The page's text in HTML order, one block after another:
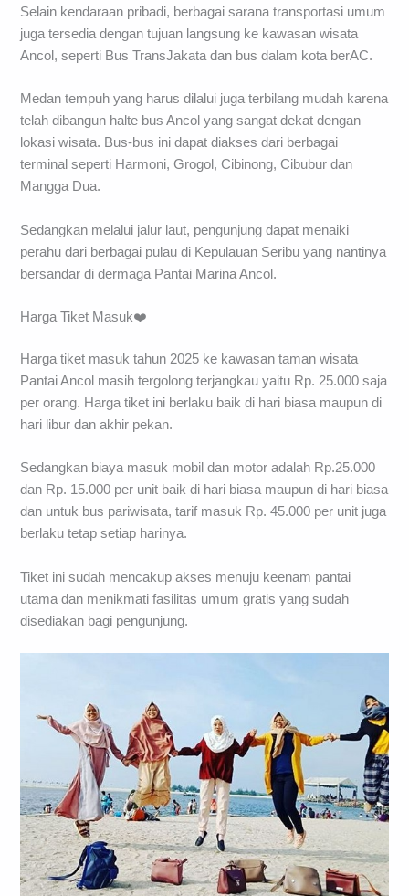
Selain kendaraan pribadi, berbagai sarana transportasi umum
juga tersedia dengan tujuan langsung ke kawasan wisata
Ancol, seperti Bus TransJakata dan bus dalam kota berAC.
Medan tempuh yang harus dilalui juga terbilang mudah karena
telah dibangun halte bus Ancol yang sangat dekat dengan
lokasi wisata. Bus-bus ini dapat diakses dari berbagai
terminal seperti Harmoni, Grogol, Cibinong, Cibubur dan
Mangga Dua.
Sedangkan melalui jalur laut, pengunjung dapat menaiki
perahu dari berbagai pulau di Kepulauan Seribu yang nantinya
bersandar di dermaga Pantai Marina Ancol.
Harga Tiket Masuk❤️
Harga tiket masuk tahun 2025 ke kawasan taman wisata
Pantai Ancol masih tergolong terjangkau yaitu Rp. 25.000 saja
per orang. Harga tiket ini berlaku baik di hari biasa maupun di
hari libur dan akhir pekan.
Sedangkan biaya masuk mobil dan motor adalah Rp.25.000
dan Rp. 15.000 per unit baik di hari biasa maupun di hari biasa
dan untuk bus pariwisata, tarif masuk Rp. 45.000 per unit juga
berlaku tetap setiap harinya.
Tiket ini sudah mencakup akses menuju keenam pantai
utama dan menikmati fasilitas umum gratis yang sudah
disediakan bagi pengunjung.